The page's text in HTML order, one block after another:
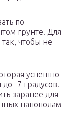
по
грунте. Для
чтобы не
успешно
-7 градусов.
заранее для
напополам